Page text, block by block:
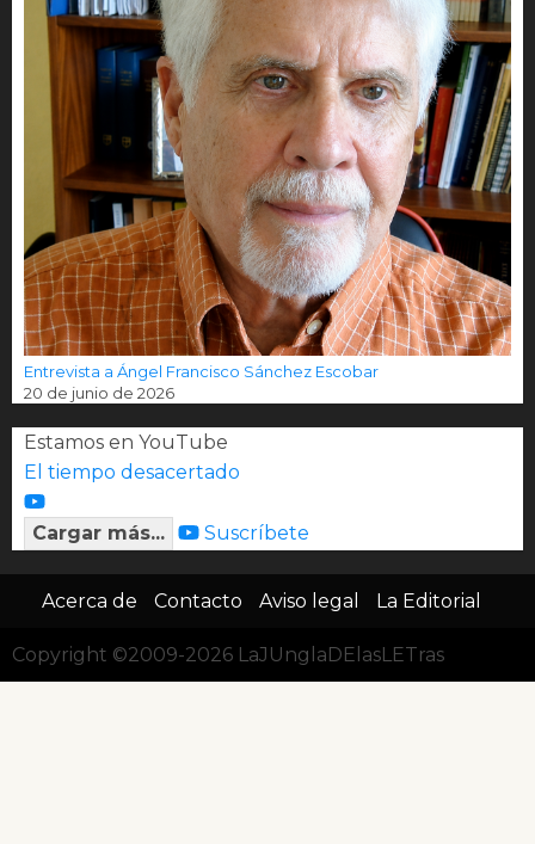
Entrevista a Ángel Francisco Sánchez Escobar
20 de junio de 2026
Estamos en YouTube
El tiempo desacertado
Cargar más... Suscríbete
Acerca de Contacto Aviso legal La Editorial
Copyright ©2009-2026 LaJUnglaDElasLETras